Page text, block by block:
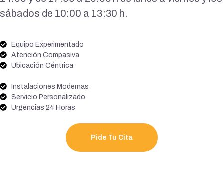
sábados de 10:00 a 13:30 h.
Equipo Experimentado
Atención Compasiva
Ubicación Céntrica
Instalaciones Modernas
Servicio Personalizado
Urgencias 24 Horas
Pide Tu Cita